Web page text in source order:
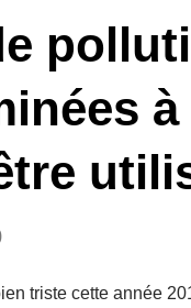
triste cette année